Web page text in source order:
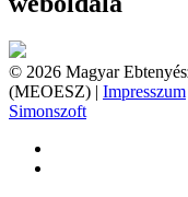
© 2026 Magyar
(MEOESZ) | Impresszum
Simonszoft